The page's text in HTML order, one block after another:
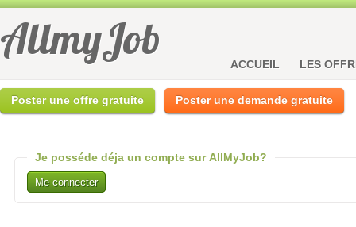
AllmyJob ACCUEIL LES
Poster une offre gratuite Poster une demande gratuite
Je posséde déja un compte sur AllMyJob?
Me connecter